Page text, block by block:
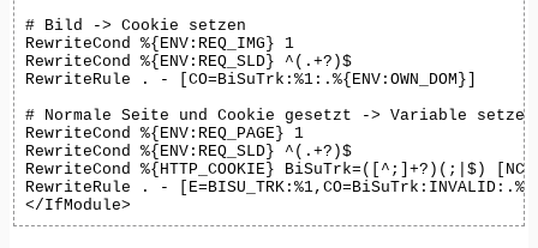
# Bild -> Cookie setzen
RewriteCond %{ENV:REQ_IMG} 1
RewriteCond %{ENV:REQ_SLD} ^(.+?)$
RewriteRule . - [CO=BiSuTrk:%1:.%{ENV:OWN_DOM}]
# Normale Seite und Cookie gesetzt -> Variable setzen
RewriteCond %{ENV:REQ_PAGE} 1
RewriteCond %{ENV:REQ_SLD} ^(.+?)$
RewriteCond %{HTTP_COOKIE} BiSuTrk=([^;]+?)(;|$) [NC]
RewriteRule . -
</IfModule>